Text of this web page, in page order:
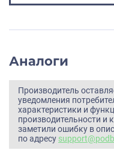
Аналоги
Производитель
уведомления
характеристики и
производительности и
заметили ошибку в
по адресу